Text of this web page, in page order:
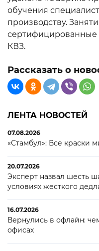
обучения
производству.
сертифицированные
КВЗ.
Рассказать о
ЛЕНТА НОВОСТЕЙ
07.08.2026
«Стамбул»: Все краски
20.07.2026
Эксперт назвал шесть
условиях жесткого
16.07.2026
Вернулись в офлайн:
офисах